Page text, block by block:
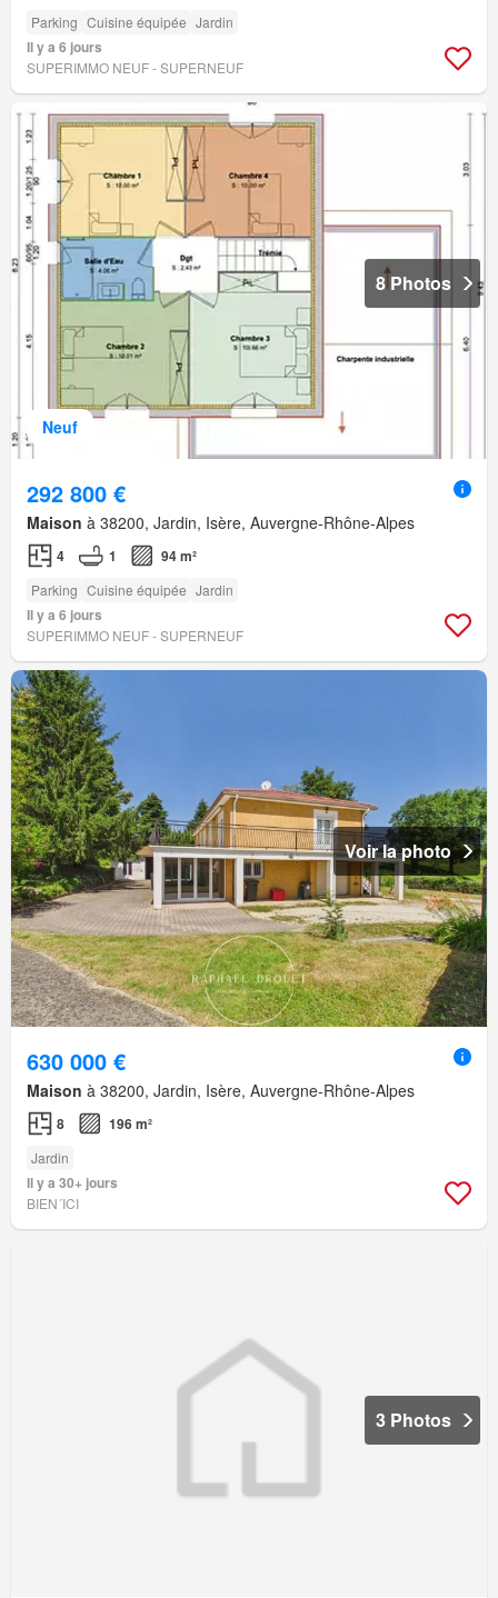
Parking Cuisine équipée Jardin
Il y a 6 jours
SUPERIMMO NEUF - SUPERNEUF
Neuf
8 Photos
292 800 €
Maison à 38200, Jardin, Isère, Auvergne-Rhône-Alpes
4 1 94 m²
Parking Cuisine équipée Jardin
Il y a 6 jours
SUPERIMMO NEUF - SUPERNEUF
Voir la photo
630 000 €
Maison à 38200, Jardin, Isère, Auvergne-Rhône-Alpes
8 196 m²
Jardin
Il y a 30+ jours
BIEN´ICI
3 Photos